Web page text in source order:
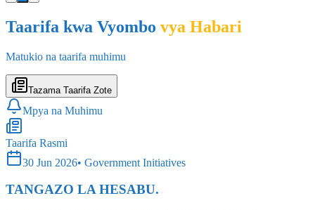
Taarifa kwa Vyombo vya Habari
Matukio na taarifa muhimu
Tazama Taarifa Zote
Mpya na Muhimu
Taarifa Rasmi
30 Jun 2026• Government Initiatives
TANGAZO LA HESABU.